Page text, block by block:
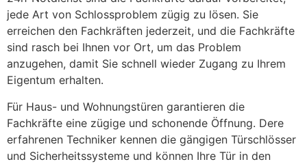
jede Art von Schlossproblem zügig zu lösen. Sie
erreichen den Fachkräften jederzeit, und die Fachkräfte
sind rasch bei Ihnen vor Ort, um das Problem
anzugehen, damit Sie schnell wieder Zugang zu Ihrem
Eigentum erhalten.
Für Haus- und Wohnungstüren garantieren die
Fachkräfte eine zügige und schonende Öffnung. Dere
erfahrenen Techniker kennen die gängigen Türschlösser
und Sicherheitssysteme und können Ihre Tür in den